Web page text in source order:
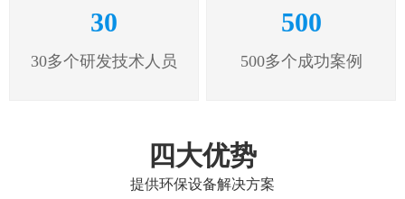
30
30多个研发技术人员
500
500多个成功案例
四大优势
提供环保设备解决方案